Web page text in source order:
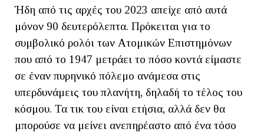
Ήδη από τις αρχές του 2023 απείχε από αυτά
μόνον 90 δευτερόλεπτα. Πρόκειται για το
συμβολικό ρολόι των Ατομικών Επιστημόνων
που από το 1947 μετράει το πόσο κοντά είμαστε
σε έναν πυρηνικό πόλεμο ανάμεσα στις
υπερδυνάμεις του πλανήτη, δηλαδή το τέλος του
κόσμου. Τα τικ του είναι ετήσια, αλλά δεν θα
μπορούσε να μείνει ανεπηρέαστο από ένα τόσο